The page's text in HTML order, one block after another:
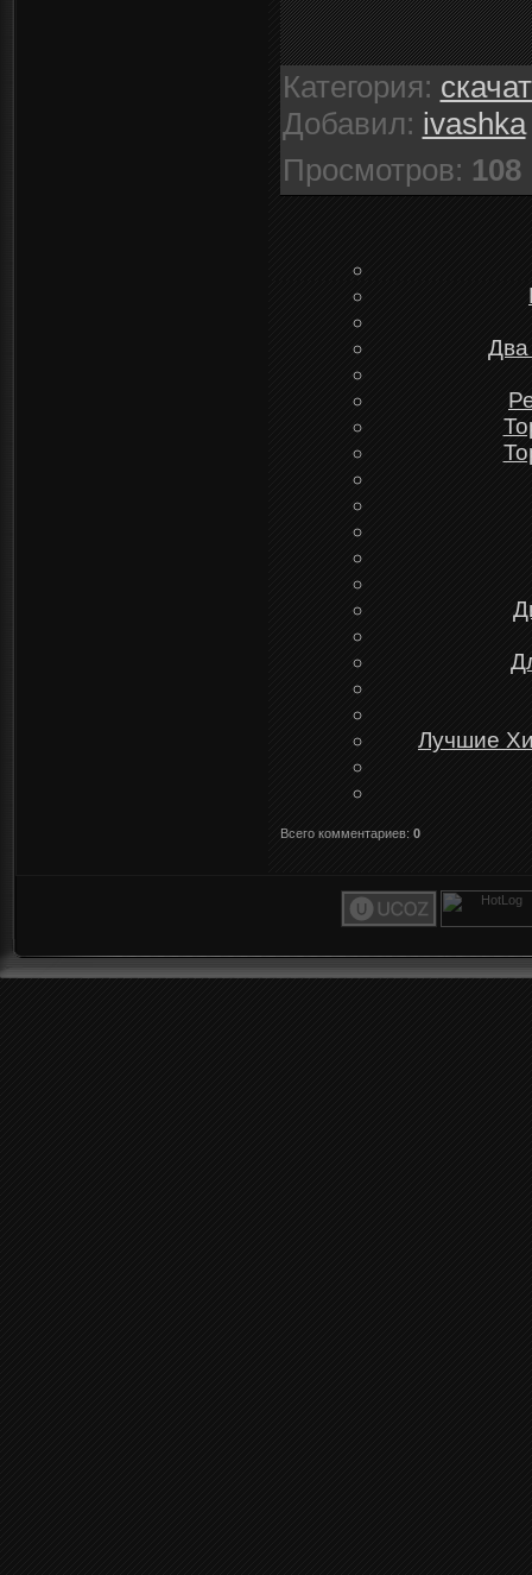
Категория:
Добавил: ivashka
Просмотров: 108
Два
Лучшие
Всего комментариев: 0